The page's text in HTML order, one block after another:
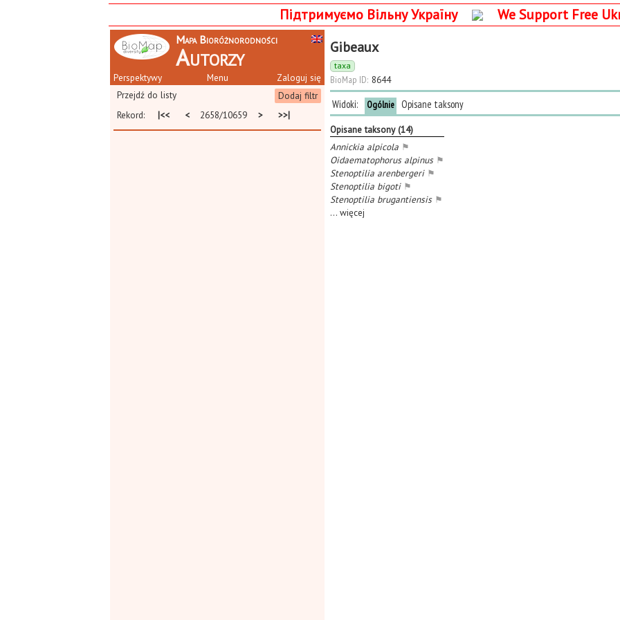
Підтримуємо Вільну Україну We Support Free
Mapa Bioróżnorodności
Autorzy
Perspektywy Zaloguj się
Menu
Dodaj filtr
Przejdź do listy
Rekord:
|<< < 2658/10659 > >>|
Gibeaux
taxa
BioMap ID: 8644
Widoki: Ogólnie Opisane taksony
Opisane taksony (14)
Annickia alpicola ⚑
Oidaematophorus alpinus ⚑
Stenoptilia arenbergeri ⚑
Stenoptilia bigoti ⚑
Stenoptilia brugantiensis ⚑
... więcej